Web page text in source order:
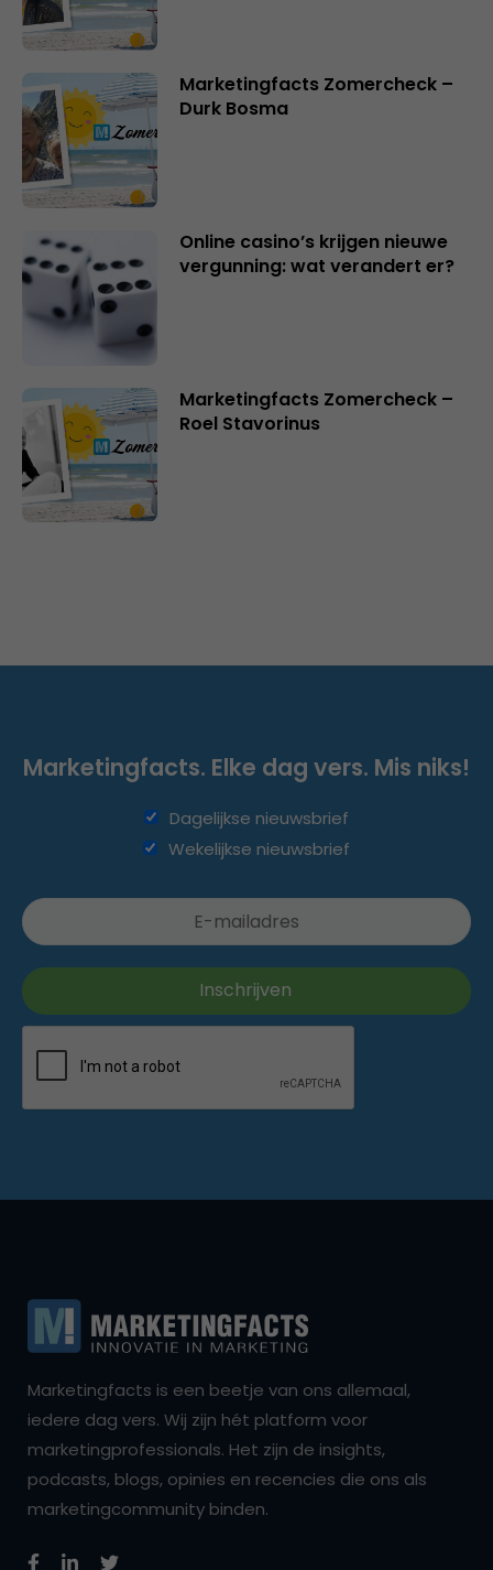
Marketingfacts Zomercheck –
Durk Bosma
Online casino’s krijgen nieuwe
vergunning: wat verandert er?
Marketingfacts Zomercheck –
Roel Stavorinus
Marketingfacts. Elke dag vers. Mis niks!
Dagelijkse nieuwsbrief
Wekelijkse nieuwsbrief
Marketingfacts is een beetje van ons allemaal,
iedere dag vers. Wij zijn hét platform voor
marketingprofessionals. Het zijn de insights,
podcasts, blogs, opinies en recencies die ons als
marketingcommunity binden.